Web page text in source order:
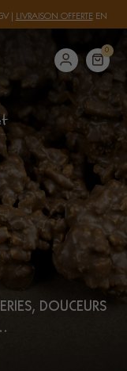
| LIVRAISON OFFERTEEN
0
DOUCEURS